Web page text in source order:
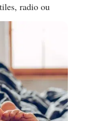
radio ou